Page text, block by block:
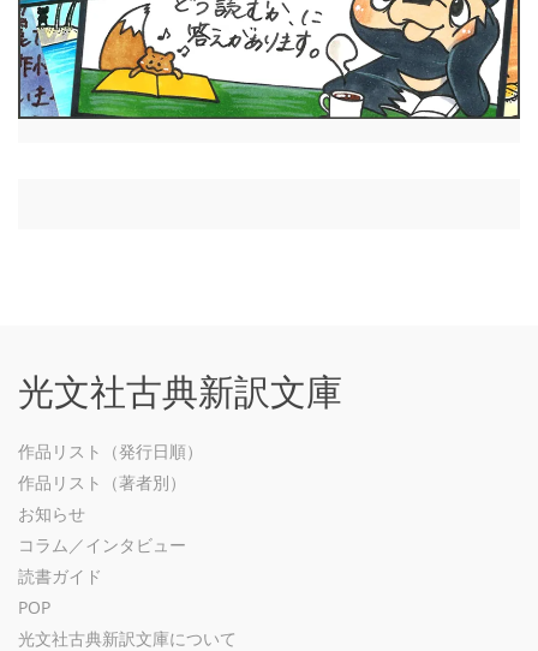
光文社古典新訳文庫
作品リスト（発行日順）
作品リスト（著者別）
お知らせ
コラム／インタビュー
読書ガイド
POP
光文社古典新訳文庫について